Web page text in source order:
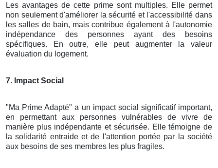
Les avantages de cette prime sont multiples. Elle permet
non seulement d'améliorer la sécurité et l'accessibilité dans
les salles de bain, mais contribue également à l'autonomie
indépendance des personnes ayant des besoins
spécifiques. En outre, elle peut augmenter la valeur
évaluation du logement.
7. Impact Social
"Ma Prime Adapté" a un impact social significatif important,
en permettant aux personnes vulnérables de vivre de
manière plus indépendante et sécurisée. Elle témoigne de
la solidarité entraide et de l'attention portée par la société
aux besoins de ses membres les plus fragiles.